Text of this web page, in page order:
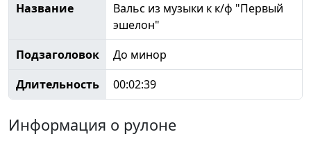
Название
Вальс из музыки к к/ф "Первый
эшелон"
Подзаголовок
До минор
Длительность
00:02:39
Информация о рулоне